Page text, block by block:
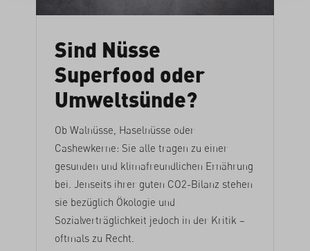
Sind Nüsse
Superfood oder
Umweltsünde?
Ob Walnüsse, Haselnüsse oder
Cashewkerne: Sie alle tragen zu einer
gesunden und klimafreundlichen Ernährung
bei. Jenseits ihrer guten CO2-Bilanz stehen
sie bezüglich Ökologie und
Sozialverträglichkeit jedoch in der Kritik –
oftmals zu Recht.